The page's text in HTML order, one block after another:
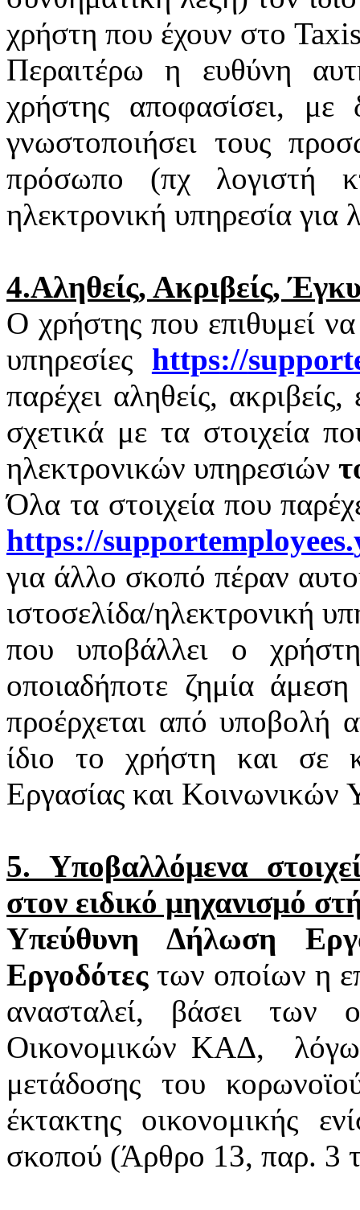
χρήστη που έχουν στο
Περαιτέρω η ευθύνη
χρήστης αποφασίσει, με
γνωστοποιήσει τους
πρόσωπο (πχ λογιστή
ηλεκτρονική υπηρεσία για
4.Αληθείς, Ακριβείς,
Ο χρήστης που επιθυμεί να
υπηρεσίες https://
παρέχει αληθείς,
σχετικά με τα στοιχεία
ηλεκτρονικών υπηρεσιών
Όλα τα στοιχεία που
https://supportemployees.
για άλλο σκοπό πέραν
ιστοσελίδα/ηλεκτρονική
που υποβάλλει ο
οποιαδήποτε ζημία
προέρχεται από υποβολή
ίδιο το χρήστη και σε
Εργασίας και Κοινωνικών
5. Υποβαλλόμενα
στον ειδικό μηχανισμό
Υπεύθυνη Δήλωση
Εργοδότεςτων οποίων η
ανασταλεί, βάσει των
Οικονομικών ΚΑΔ,
μετάδοσης του
έκτακτης οικονομικής
σκοπού (Άρθρο 13, παρ. 3